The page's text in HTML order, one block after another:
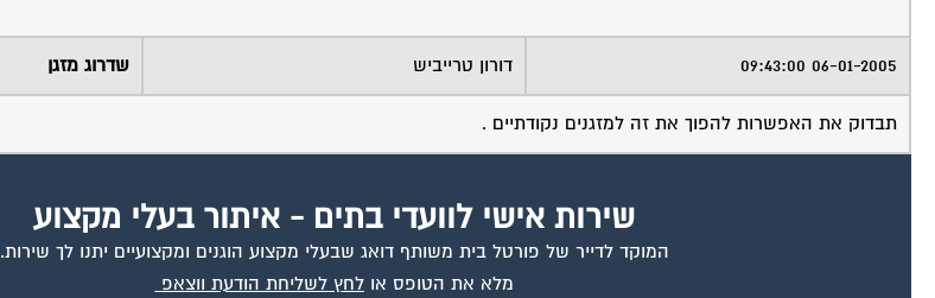
06-01-2005 09:43:00 דורון טרייביש שדרוג מזגן
תבדוק את האפשרות להפוך את זה למזגנים נקודתיים .
שירות אישי לוועדי בתים - איתור בעלי מקצוע
המוקד לדייר של פורטל בית משותף דואג שבעלי מקצוע הוגנים ומקצועיים יתנו לך שירות.
מלא את הטופס אולחץ לשליחת הודעת ווצאפ